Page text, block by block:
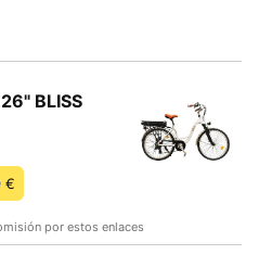
BLISS
€
por estos enlaces